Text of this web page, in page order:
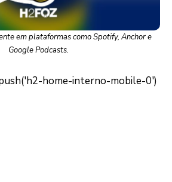
em plataformas como Spotify, Anchor e
Google Podcasts.